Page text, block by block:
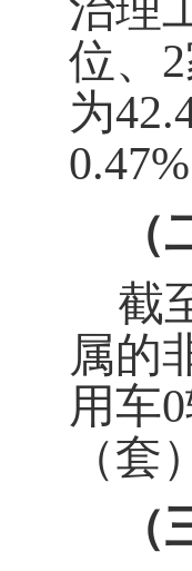
位、 2
为
0.47%
截
属的
用车0
（套